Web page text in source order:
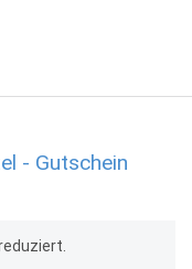
- Gutschein